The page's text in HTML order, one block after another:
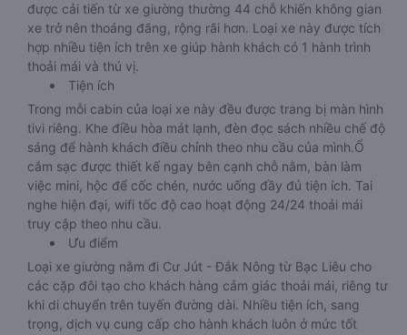
được cải tiến từ xe giường thường 44 chỗ khiến không gian
xe trở nên thoáng đãng, rộng rãi hơn. Loại xe này được tích
hợp nhiều tiện ích trên xe giúp hành khách có 1 hành trình
thoải mái và thú vị.
Tiện ích
Trong mỗi cabin của loại xe này đều được trang bị màn hình
tivi riêng. Khe điều hòa mát lạnh, đèn đọc sách nhiều chế độ
sáng để hành khách điều chỉnh theo nhu cầu của mình.Ổ
cắm sạc được thiết kế ngay bên cạnh chỗ nằm, bàn làm
việc mini, hộc để cốc chén, nước uống đầy đủ tiện ích. Tai
nghe hiện đại, wifi tốc độ cao hoạt động 24/24 thoải mái
truy cập theo nhu cầu.
Ưu điểm
Loại xe giường nằm đi Cư Jút - Đắk Nông từ Bạc Liêu cho
các cặp đôi tạo cho khách hàng cảm giác thoải mái, riêng tư
khi di chuyển trên tuyến đường dài. Nhiều tiện ích, sang
trọng, dịch vụ cung cấp cho hành khách luôn ở mức tốt